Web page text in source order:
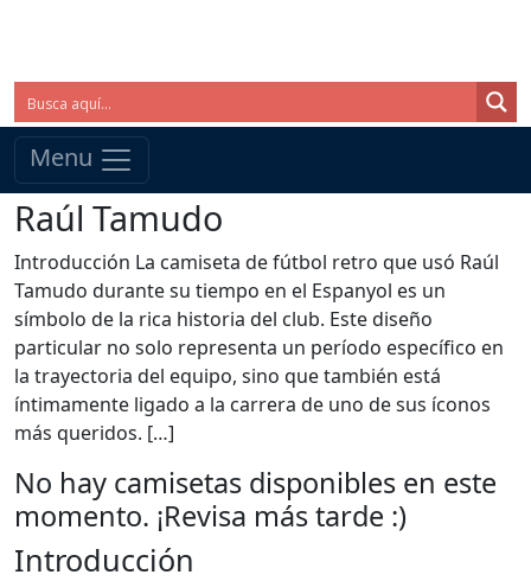
Menu
Raúl Tamudo
Introducción La camiseta de fútbol retro que usó Raúl
Tamudo durante su tiempo en el Espanyol es un
símbolo de la rica historia del club. Este diseño
particular no solo representa un período específico en
la trayectoria del equipo, sino que también está
íntimamente ligado a la carrera de uno de sus íconos
más queridos. […]
No hay camisetas disponibles en este
momento. ¡Revisa más tarde :)
Introducción